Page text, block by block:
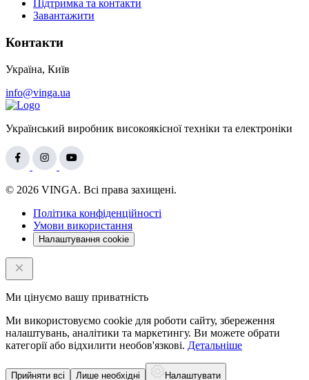
Підтримка та контакти
Завантажити
Контакти
Україна, Київ
info@vinga.ua
Український виробник високоякісної техніки та електроніки
© 2026 VINGA. Всі права захищені.
Політика конфіденційності
Умови використання
Налаштування cookie
Ми цінуємо вашу приватність
Ми використовуємо cookie для роботи сайту, збереження
налаштувань, аналітики та маркетингу. Ви можете обрати
категорії або відхилити необов'язкові. Детальніше
Прийняти всі Лише необхідні Налаштувати